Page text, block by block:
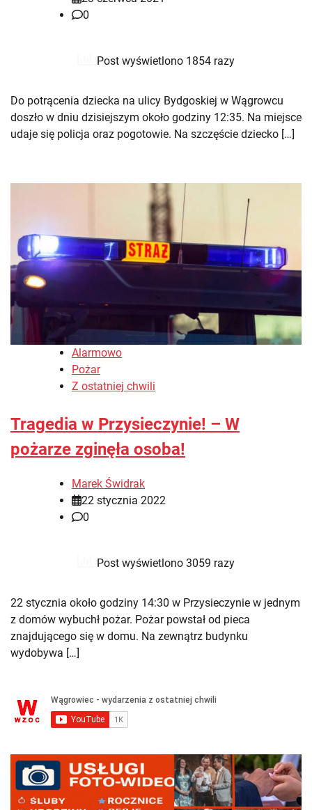
0
Post wyświetlono 1854 razy
Do potrącenia dziecka na ulicy Bydgoskiej w Wągrowcu
doszło w dniu dzisiejszym około godziny 12:35. Na miejsce
udaje się policja oraz pogotowie. Na szczęście dziecko […]
Alarmowo
Pożar
Z ostatniej chwili
Tragedia w Przysieczynie! – W
pożarze zginęła osoba!
Marek Świdrak
22 stycznia 2022
0
Post wyświetlono 3059 razy
22 stycznia około godziny 14:30 w Przysieczynie w jednym
z domów wybuchł pożar. Pożar powstał od pieca
znajdującego się w domu. Na zewnątrz budynku
wydobywa […]